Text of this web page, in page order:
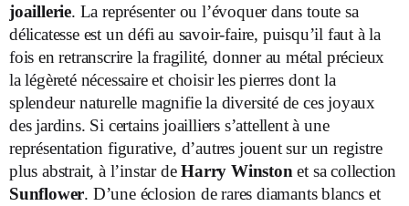
joaillerie. La représenter ou l’évoquer dans toute sa
délicatesse est un défi au savoir-faire, puisqu’il faut à la
fois en retranscrire la fragilité, donner au métal précieux
la légèreté nécessaire et choisir les pierres dont la
splendeur naturelle magnifie la diversité de ces joyaux
des jardins. Si certains joailliers s’attellent à une
représentation figurative, d’autres jouent sur un registre
plus abstrait, à l’instar deHarry Winston et sa collection
Sunflower. D’une éclosion de rares diamants blancs et